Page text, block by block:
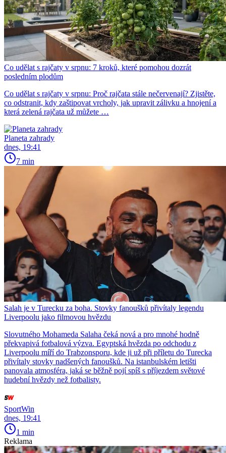
Co udělat s rajčaty v srpnu: 7 kroků, které pomohou dozrát
posledním plodům
Co udělat s rajčaty v srpnu: Proč rajčata stále nečervenají? Zjistěte,
co odstranit, kdy zaštipovat vrcholy, jak upravit zálivku a hnojení a
která zelená rajčata už můžete …
Planeta zahrady
dnes, 19:41
7 min
Salah je v Turecku za boha. Stovky fanoušků přivítaly legendu
Liverpoolu jako filmovou hvězdu
Slovutného Mohameda Salaha čeká nová a pro mnohé hodně
překvapivá fotbalová výzva. Egyptská hvězda po odchodu z
Liverpoolu míří do Trabzonsporu, kde ji už při příletu do Turecka
přivítaly stovky nadšených fanoušků. Na istanbulském letišti
panovala atmosféra, jaká se běžně pojí spíš s příjezdem světové
hudební hvězdy než fotbalisty.
SportWin
dnes, 19:41
1 min
Reklama